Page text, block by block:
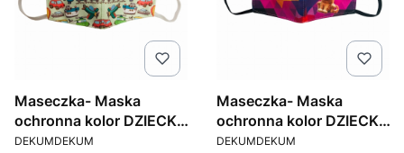
Maseczka- Maska
ochronna kolor DZIECKO
1
PRODUCENT
DEKUMDEKUM
Maseczka- Maska
ochronna kolor DZIECKO
3
PRODUCENT
DEKUMDEKUM